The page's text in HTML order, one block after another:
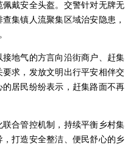
戴安全头盔。交警针对无牌无
集镇人流聚集区域治安隐患，
地气的方言向沿街商户、赶集
求，发放文明出行平安相伴交
居民纷纷表示，赶集路面不再
合管控机制，持续平衡乡村集
打造安全整洁、便民舒心的乡